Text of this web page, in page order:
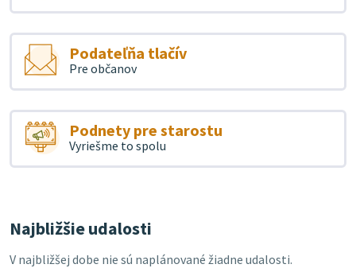
Podateľňa tlačív
Pre občanov
Podnety pre starostu
Vyriešme to spolu
Najbližšie udalosti
V najbližšej dobe nie sú naplánované žiadne udalosti.